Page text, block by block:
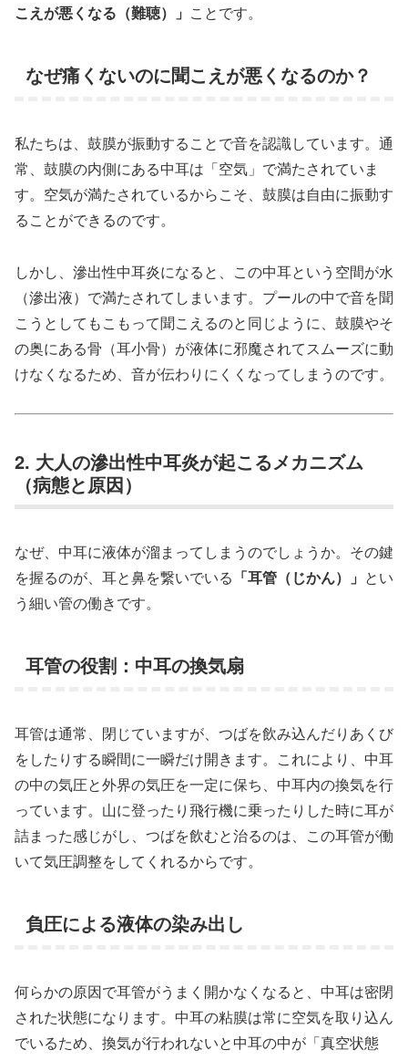
こえが悪くなる（難聴）」 ことです。
なぜ痛くないのに聞こえが悪くなるのか？
私たちは、鼓膜が振動することで音を認識しています。通
常、鼓膜の内側にある中耳は「空気」で満たされていま
す。空気が満たされているからこそ、鼓膜は自由に振動す
ることができるのです。
しかし、滲出性中耳炎になると、この中耳という空間が水
（滲出液）で満たされてしまいます。プールの中で音を聞
こうとしてもこもって聞こえるのと同じように、鼓膜やそ
の奥にある骨（耳小骨）が液体に邪魔されてスムーズに動
けなくなるため、音が伝わりにくくなってしまうのです。
2. 大人の滲出性中耳炎が起こるメカニズム
（病態と原因）
なぜ、中耳に液体が溜まってしまうのでしょうか。その鍵
を握るのが、耳と鼻を繋いでいる 「耳管（じかん）」 とい
う細い管の働きです。
耳管の役割：中耳の換気扇
耳管は通常、閉じていますが、つばを飲み込んだりあくび
をしたりする瞬間に一瞬だけ開きます。これにより、中耳
の中の気圧と外界の気圧を一定に保ち、中耳内の換気を行
っています。山に登ったり飛行機に乗ったりした時に耳が
詰まった感じがし、つばを飲むと治るのは、この耳管が働
いて気圧調整をしてくれるからです。
負圧による液体の染み出し
何らかの原因で耳管がうまく開かなくなると、中耳は密閉
された状態になります。中耳の粘膜は常に空気を取り込ん
でいるため、換気が行われないと中耳の中が「真空状態